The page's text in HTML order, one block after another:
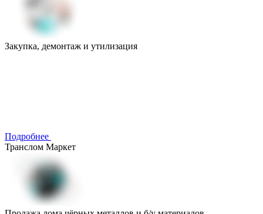
Закупка, демонтаж и утилизация
Подробнее
Транслом Маркет